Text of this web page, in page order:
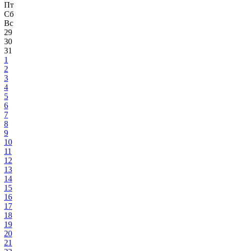
Пт
Сб
Вс
29
30
31
1
2
3
4
5
6
7
8
9
10
11
12
13
14
15
16
17
18
19
20
21